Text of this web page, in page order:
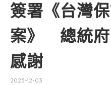
簽署《台灣
案》 總統府
感謝
2025-12-03